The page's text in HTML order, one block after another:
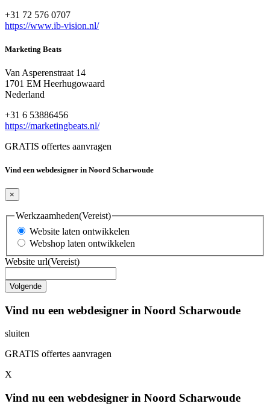
+31 72 576 0707
https://www.ib-vision.nl/
Marketing Beats
Van Asperenstraat 14
1701 EM Heerhugowaard
Nederland
+31 6 53886456
https://marketingbeats.nl/
GRATIS offertes aanvragen
Vind een webdesigner in Noord Scharwoude
×
Werkzaamheden(Vereist)
Website laten ontwikkelen
Webshop laten ontwikkelen
Website url(Vereist)
Vind nu een webdesigner in Noord Scharwoude
sluiten
GRATIS offertes aanvragen
X
Vind nu een webdesigner in Noord Scharwoude